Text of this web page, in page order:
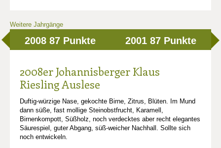
Weitere Jahrgänge
2008 87 Punkte 2001 87 Punkte
2008er Johannisberger Klaus
Riesling Auslese
Duftig-würzige Nase, gekochte Birne, Zitrus, Blüten. Im Mund
dann süße, fast mollige Steinobstfrucht, Karamell,
Birnenkompott, Süßholz, noch verdecktes aber recht elegantes
Säurespiel, guter Abgang, süß-weicher Nachhall. Sollte sich
noch entwickeln.